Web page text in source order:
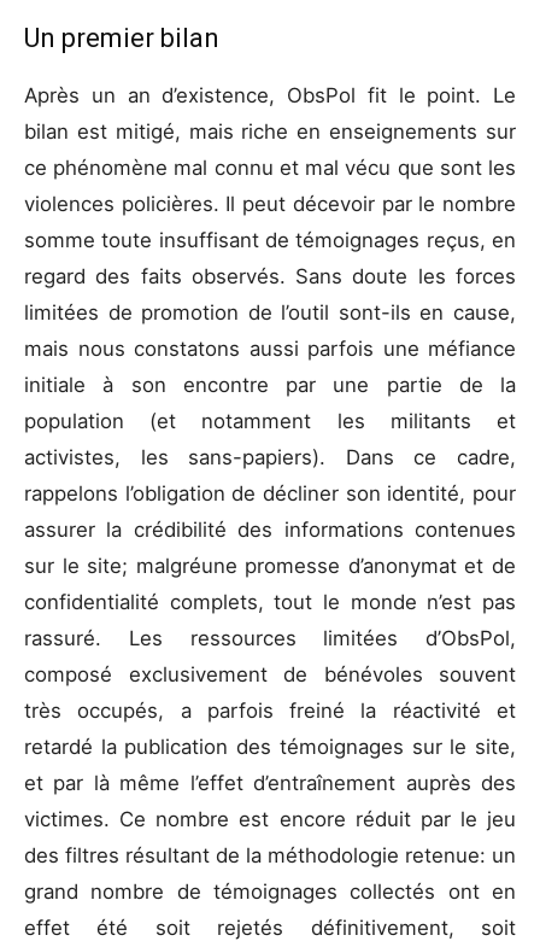
Un premier bilan
Après un an d’existence, ObsPol fit le point. Le
bilan est mitigé, mais riche en enseignements sur
ce phénomène mal connu et mal vécu que sont les
violences policières. Il peut décevoir par le nombre
somme toute insuffisant de témoignages reçus, en
regard des faits observés. Sans doute les forces
limitées de promotion de l’outil sont-ils en cause,
mais nous constatons aussi parfois une méfiance
initiale à son encontre par une partie de la
population (et notamment les militants et
activistes, les sans-papiers). Dans ce cadre,
rappelons l’obligation de décliner son identité, pour
assurer la crédibilité des informations contenues
sur le site; malgréune promesse d’anonymat et de
confidentialité complets, tout le monde n’est pas
rassuré. Les ressources limitées d’ObsPol,
composé exclusivement de bénévoles souvent
très occupés, a parfois freiné la réactivité et
retardé la publication des témoignages sur le site,
et par là même l’effet d’entraînement auprès des
victimes. Ce nombre est encore réduit par le jeu
des filtres résultant de la méthodologie retenue: un
grand nombre de témoignages collectés ont en
effet été soit rejetés définitivement, soit